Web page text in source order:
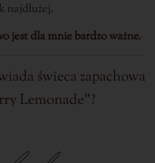
najdłużej.
jest dla mnie bardzo ważne.
świeca zapachowa
Lemonade”?